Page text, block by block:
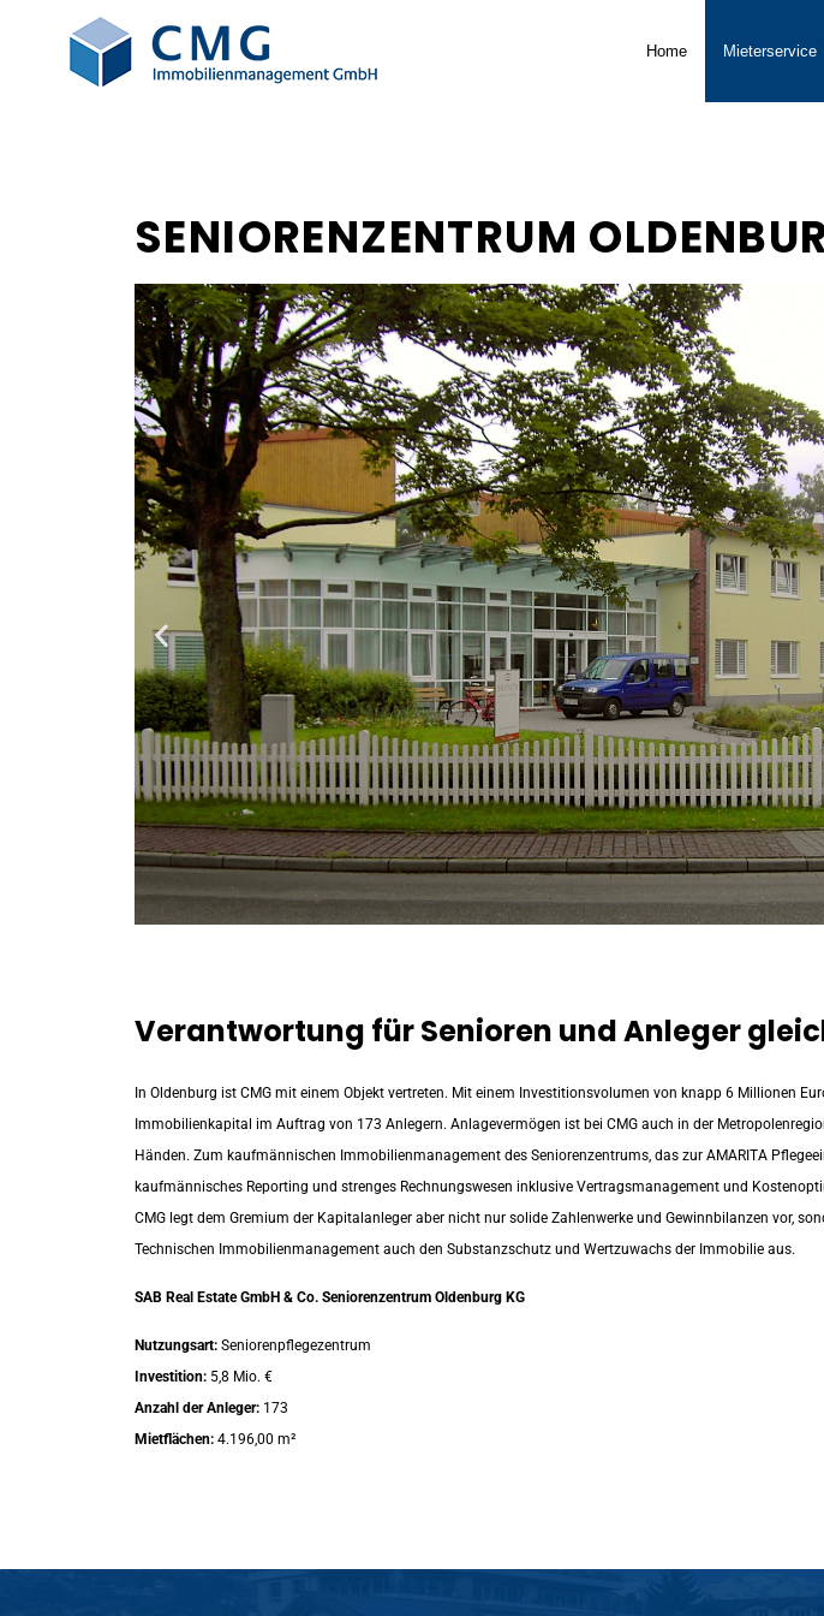
Home Mieterservice
SENIORENZENTRUM
Verantwortung für Senioren und Anleger
In Oldenburg ist CMG mit einem Objekt vertreten. Mit einem Investitionsvolumen von knapp 6 Millionen
Immobilienkapital im Auftrag von 173 Anlegern. Anlagevermögen ist bei CMG auch in der
Händen. Zum kaufmännischen Immobilienmanagement des Seniorenzentrums, das zur AMARITA
kaufmännisches Reporting und strenges Rechnungswesen inklusive Vertragsmanagement und
CMG legt dem Gremium der Kapitalanleger aber nicht nur solide Zahlenwerke und Gewinnbilanzen vor,
Technischen Immobilienmanagement auch den Substanzschutz und Wertzuwachs der Immobilie aus.
SAB Real Estate GmbH & Co. Seniorenzentrum Oldenburg KG
Nutzungsart: Seniorenpflegezentrum
Investition: 5,8 Mio. €
Anzahl der Anleger: 173
Mietflächen: 4.196,00 m²